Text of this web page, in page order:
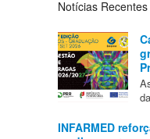
Notícias Recentes
INFARMED